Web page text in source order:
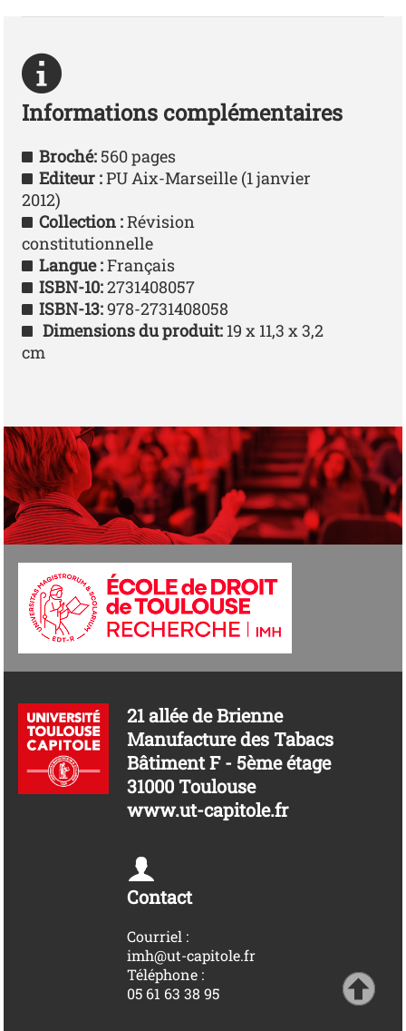
Informations complémentaires
Broché: 560 pages
Editeur :PU Aix-Marseille (1 janvier
2012)
Collection :Révision
constitutionnelle
Langue :Français
ISBN-10:2731408057
ISBN-13:978-2731408058
Dimensions du produit: 19 x 11,3 x 3,2
cm
21 allée de Brienne
Manufacture des Tabacs
Bâtiment F - 5ème étage
31000 Toulouse
www.ut-capitole.fr
Contact
Courriel :
imh@ut-capitole.fr
Téléphone :
05 61 63 38 95